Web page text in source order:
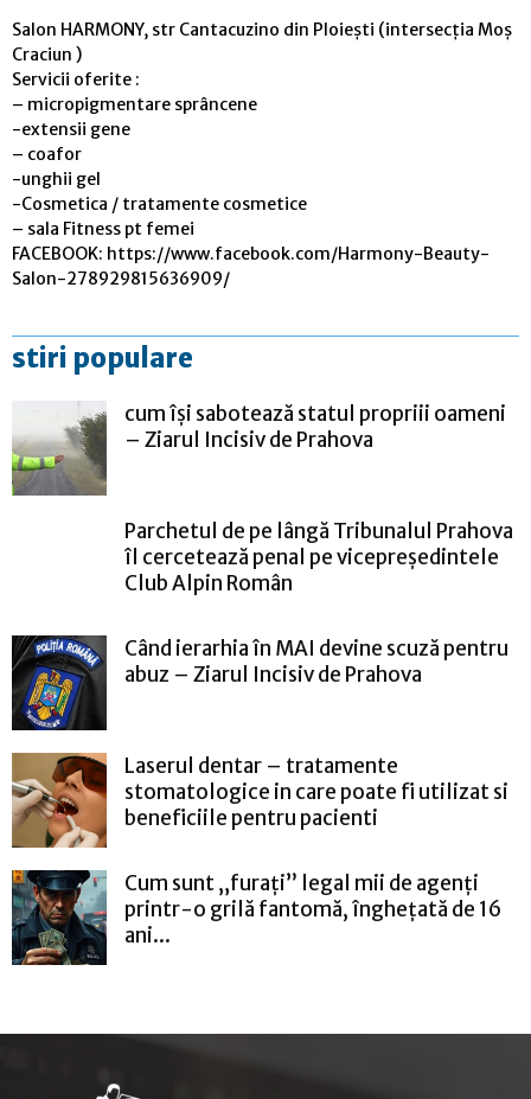
Salon HARMONY, str Cantacuzino din Ploiești (intersecția Moș
Craciun )
Servicii oferite :
– micropigmentare sprâncene
-extensii gene
– coafor
-unghii gel
-Cosmetica / tratamente cosmetice
– sala Fitness pt femei
FACEBOOK: https://www.facebook.com/Harmony-Beauty-
Salon-278929815636909/
stiri populare
cum își sabotează statul propriii oameni
– Ziarul Incisiv de Prahova
Parchetul de pe lângă Tribunalul Prahova
îl cercetează penal pe vicepreședintele
Club Alpin Român
Când ierarhia în MAI devine scuză pentru
abuz – Ziarul Incisiv de Prahova
Laserul dentar – tratamente
stomatologice in care poate fi utilizat si
beneficiile pentru pacienti
Cum sunt „furați” legal mii de agenți
printr-o grilă fantomă, înghețată de 16
ani...